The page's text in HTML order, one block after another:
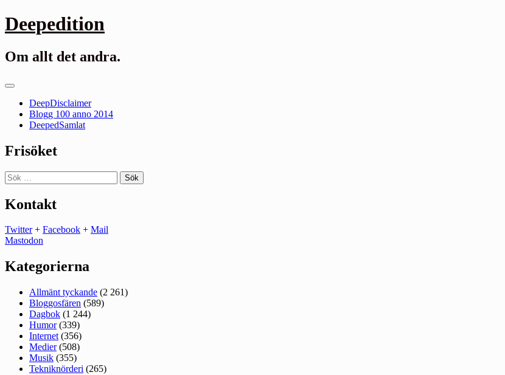
Gå
till
Deepedition
Om allt det andra.
Primär
DeepDisclaimer
Blogg 100 anno 2014
DeepedSamlat
Frisöket
Sök
efter:
Kontakt
Twitter+ Facebook + Mail
Mastodon
Kategorierna
Allmänt tyckande (2 261)
Bloggosfären (589)
Dagbok (1 244)
Humor(339)
Internet (356)
Medier(508)
Musik (355)
Tekniknörderi (265)